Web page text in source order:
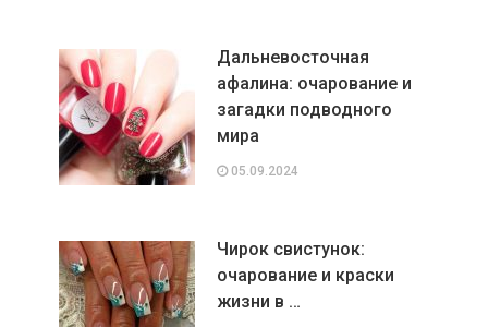
Дальневосточная
афалина: очарование и
загадки подводного
мира
05.09.2024
Чирок свистунок:
очарование и краски
жизни в …